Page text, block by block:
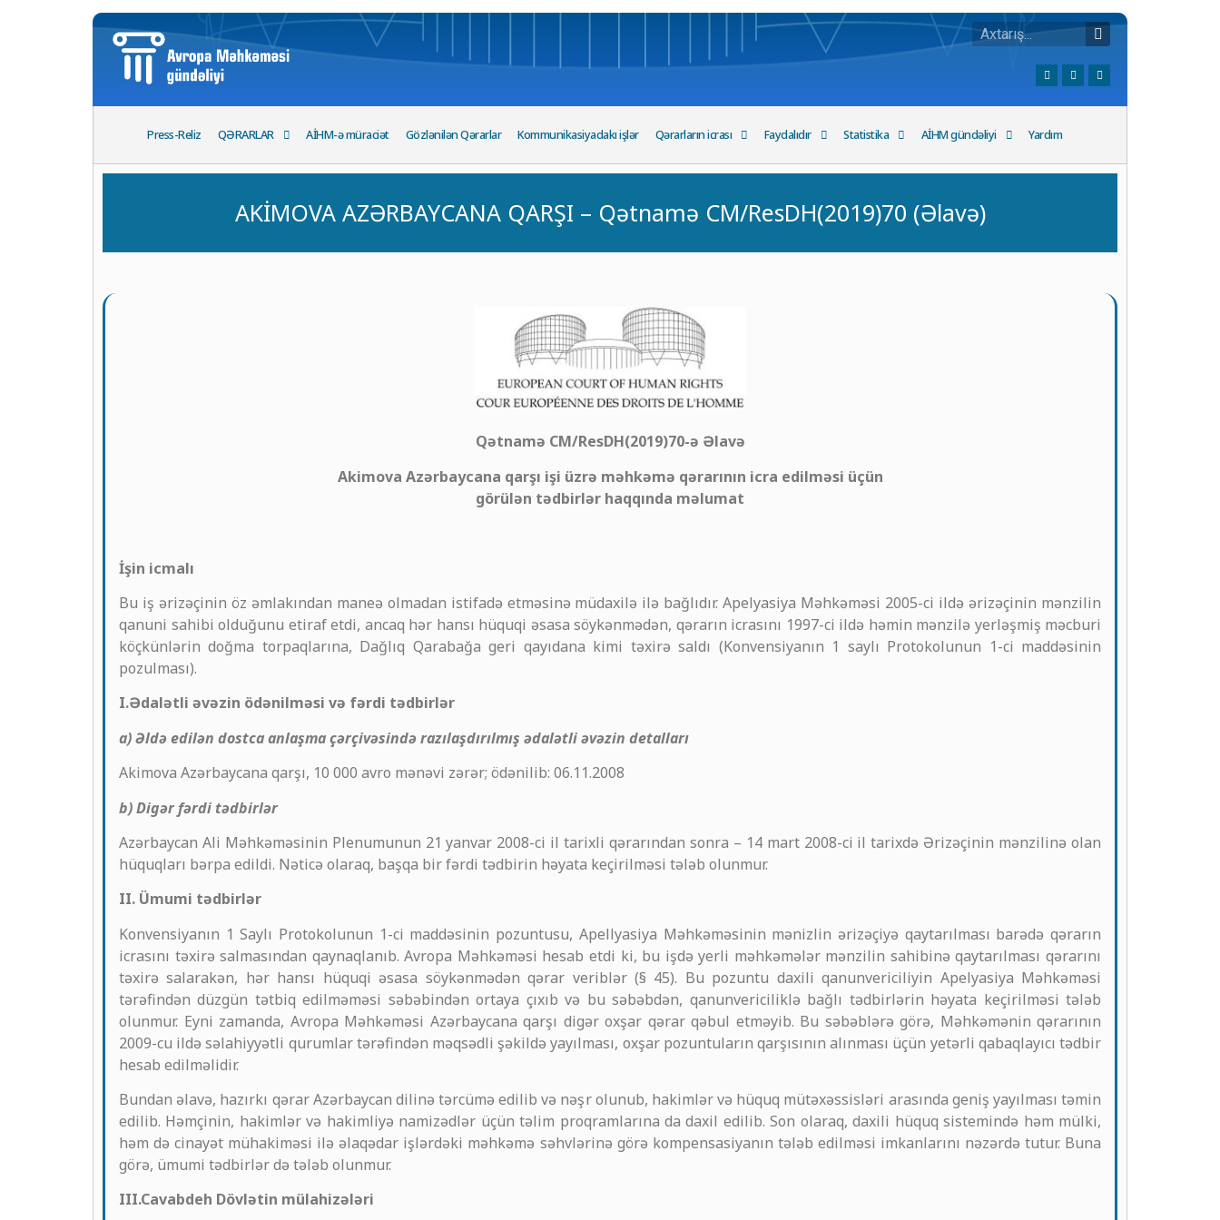
Press-Reliz QƏRARLAR AİHM-ə müraciət Gözlənilən Qərarlar Kommunikasiyadakı işlər Qərarların icrası Faydalıdır Statistika AİHM gündəliyi Yardım
AKİMOVA AZƏRBAYCANA QARŞI – Qətnamə CM/ResDH(2019)70 (Əlavə)
Qətnamə CM/ResDH(2019)70-ə Əlavə
Akimova Azərbaycana qarşı işi üzrə məhkəmə qərarının icra edilməsi üçün
görülən tədbirlər haqqında məlumat
İşin icmalı
Bu iş ərizəçinin öz əmlakından maneə olmadan istifadə etməsinə müdaxilə ilə bağlıdır. Apelyasiya Məhkəməsi 2005-ci ildə ərizəçinin mənzilin
qanuni sahibi olduğunu etiraf etdi, ancaq hər hansı hüquqi əsasa söykənmədən, qərarın icrasını 1997-ci ildə həmin mənzilə yerləşmiş məcburi
köçkünlərin doğma torpaqlarına, Dağlıq Qarabağa geri qayıdana kimi təxirə saldı (Konvensiyanın 1 saylı Protokolunun 1-ci maddəsinin
pozulması).
I.Ədalətli əvəzin ödənilməsi və fərdi tədbirlər
a) Əldə edilən dostca anlaşma çərçivəsində razılaşdırılmış ədalətli əvəzin detalları
Akimova Azərbaycana qarşı, 10 000 avro mənəvi zərər; ödənilib: 06.11.2008
b) Digər fərdi tədbirlər
Azərbaycan Ali Məhkəməsinin Plenumunun 21 yanvar 2008-ci il tarixli qərarından sonra – 14 mart 2008-ci il tarixdə Ərizəçinin mənzilinə olan
hüquqları bərpa edildi. Nəticə olaraq, başqa bir fərdi tədbirin həyata keçirilməsi tələb olunmur.
II. Ümumi tədbirlər
Konvensiyanın 1 Saylı Protokolunun 1-ci maddəsinin pozuntusu, Apellyasiya Məhkəməsinin mənizlin ərizəçiyə qaytarılması barədə qərarın
icrasını təxirə salmasından qaynaqlanıb. Avropa Məhkəməsi hesab etdi ki, bu işdə yerli məhkəmələr mənzilin sahibinə qaytarılması qərarını
təxirə salarakən, hər hansı hüquqi əsasa söykənmədən qərar veriblər (§ 45). Bu pozuntu daxili qanunvericiliyin Apelyasiya Məhkəməsi
tərəfindən düzgün tətbiq edilməməsi səbəbindən ortaya çıxıb və bu səbəbdən, qanunvericiliklə bağlı tədbirlərin həyata keçirilməsi tələb
olunmur. Eyni zamanda, Avropa Məhkəməsi Azərbaycana qarşı digər oxşar qərar qəbul etməyib. Bu səbəblərə görə, Məhkəmənin qərarının
2009-cu ildə səlahiyyətli qurumlar tərəfindən məqsədli şəkildə yayılması, oxşar pozuntuların qarşısının alınması üçün yetərli qabaqlayıcı tədbir
hesab edilməlidir.
Bundan əlavə, hazırkı qərar Azərbaycan dilinə tərcümə edilib və nəşr olunub, hakimlər və hüquq mütəxəssisləri arasında geniş yayılması təmin
edilib. Həmçinin, hakimlər və hakimliyə namizədlər üçün təlim proqramlarına da daxil edilib. Son olaraq, daxili hüquq sistemində həm mülki,
həm də cinayət mühakiməsi ilə əlaqədar işlərdəki məhkəmə səhvlərinə görə kompensasiyanın tələb edilməsi imkanlarını nəzərdə tutur. Buna
görə, ümumi tədbirlər də tələb olunmur.
III.Cavabdeh Dövlətin mülahizələri